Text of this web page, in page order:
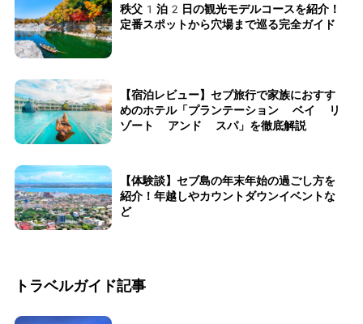
秩父1泊2日の観光モデルコースを紹介！
定番スポットから穴場まで巡る完全ガイド
【宿泊レビュー】セブ旅行で家族におすす
めのホテル「プランテーション ベイ リ
ゾート アンド スパ」を徹底解説
【体験談】セブ島の年末年始の過ごし方を
紹介！年越しやカウントダウンイベントな
ど
トラベルガイド記事